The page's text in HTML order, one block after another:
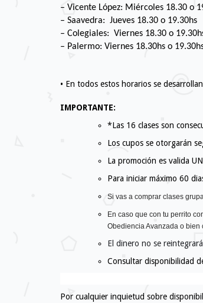
– Vicente López: Miércoles 18.30 o
– Saavedra: Jueves 18.30 o 19.30hs
– Colegiales: Viernes 18.30 o
– Palermo: Viernes 18.30hs o
• En todos estos horarios se
IMPORTANTE:
*Las 16 clases son
Los cupos se otorgarán
La promoción es valida
Para iniciar máximo 60
Si vas a comprar clases
En caso que con tu perrito
Obediencia Avanzada o
El dinero no se
Consultar disponibilidad
Por cualquier inquietud sobre